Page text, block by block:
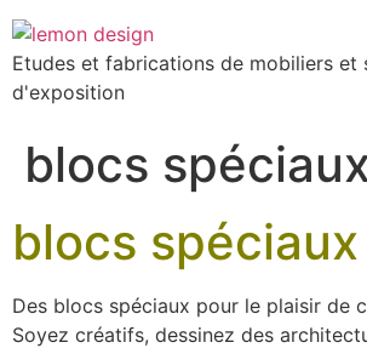
Etudes et fabrications de mobiliers et
d'exposition
blocs
blocs spéciaux
Des blocs spéciaux pour le plaisir de
Soyez créatifs, dessinez des